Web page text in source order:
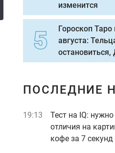
изменится
Гороскоп Таро
августа:
ПОСЛЕДНИЕ
19:13
Тест на IQ:
отличия на
кофе за 7 секунд